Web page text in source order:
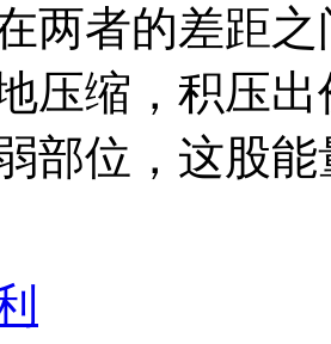
两者的差距
压缩，积压
部位，这股